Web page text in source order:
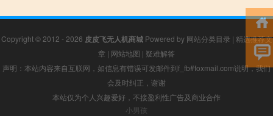
Copyright © 2012 - 2026 皮皮飞无人机商城Powered by 网站分类目录 | 精选推荐文
章 | 网站地图 | 疑难解答
声明：本站内容来自互联网，如信息有错误可发邮件到f_fb#foxmail.com说明，我们
会及时纠正，谢谢
本站仅为个人兴趣爱好，不接盈利性广告及商业合作
小男孩